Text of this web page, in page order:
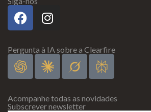
Pergunta à IA sobre a Clearfire
Acompanhe todas as novidades
Subscrever newsletter